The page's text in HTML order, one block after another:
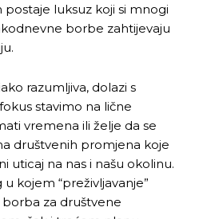
postaje luksuz koji si mnogi
borbe zahtijevaju
razumljiva, dolazi s
stavimo na lične
vremena ili želje da se
društvenih promjena koje
uticaj na nas i našu okolinu.
kojem “preživljavanje”
za društvene